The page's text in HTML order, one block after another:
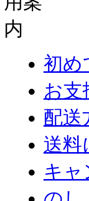
初め
お支
配送
送料
キャ